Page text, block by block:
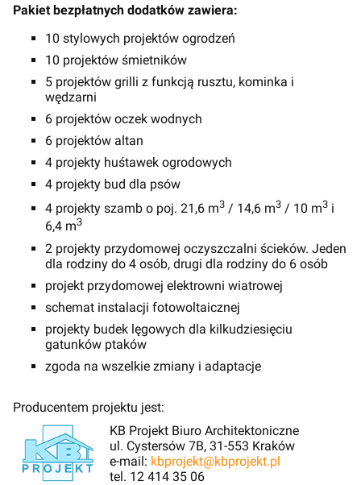
Pakiet bezpłatnych dodatków zawiera:
10 stylowych projektów ogrodzeń
10 projektów śmietników
5 projektów grilli z funkcją rusztu, kominka i
wędzarni
6 projektów oczek wodnych
6 projektów altan
4 projekty huśtawek ogrodowych
4 projekty bud dla psów
4 projekty szamb o poj. 21,6 m3 / 14,6 m3 / 10 m3 i
6,4 m3
2 projekty przydomowej oczyszczalni ścieków. Jeden
dla rodziny do 4 osób, drugi dla rodziny do 6 osób
projekt przydomowej elektrowni wiatrowej
schemat instalacji fotowoltaicznej
projekty budek lęgowych dla kilkudziesięciu
gatunków ptaków
zgoda na wszelkie zmiany i adaptacje
Producentem projektu jest:
KB Projekt Biuro Architektoniczne
ul. Cystersów 7B, 31-553 Kraków
e-mail: kbprojekt@kbprojekt.pl
tel. 12 414 35 06